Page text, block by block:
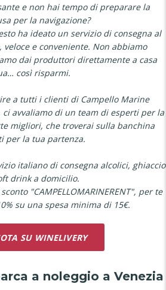
e non hai tempo di preparare la
per la navigazione?
ha ideato un servizio di consegna al
veloce e conveniente. Non abbiamo
dai produttori direttamente a casa
così risparmi.
a tutti i clienti di Campello Marine
ci avvaliamo di un team di esperti per la
migliori, che troverai sulla banchina
per la tua partenza.
italiano di consegna alcolici, ghiaccio
drink a domicilio.
"CAMPELLOMARINERENT", per te
su una spesa minima di 15€.
SU WINELIVERY
a noleggio a Venezia